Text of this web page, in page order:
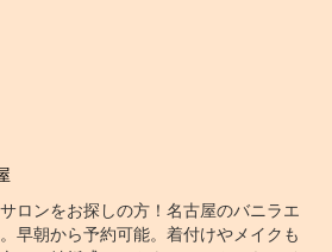
ロンをお探しの方！名古屋のバニラエ
早朝から予約可能。着付けやメイクも